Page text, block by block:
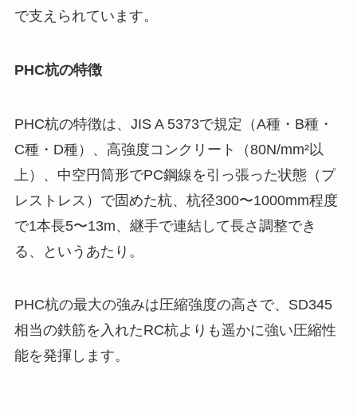
で支えられています。
PHC杭の特徴
PHC杭の特徴は、JIS A 5373で規定（A種・B種・
C種・D種）、高強度コンクリート（80N/mm²以
上）、中空円筒形でPC鋼線を引っ張った状態（プ
レストレス）で固めた杭、杭径300〜1000mm程度
で1本長5〜13m、継手で連結して長さ調整でき
る、というあたり。
PHC杭の最大の強みは圧縮強度の高さで、SD345
相当の鉄筋を入れたRC杭よりも遥かに強い圧縮性
能を発揮します。